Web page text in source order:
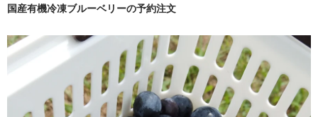
ン
国産有機冷凍ブルーベリーの予約注文